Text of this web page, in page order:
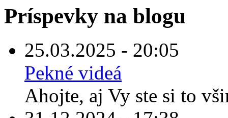
Príspevky na blogu
25.03.2025 - 20:05
Pekné videá
Ahojte, aj Vy ste si to